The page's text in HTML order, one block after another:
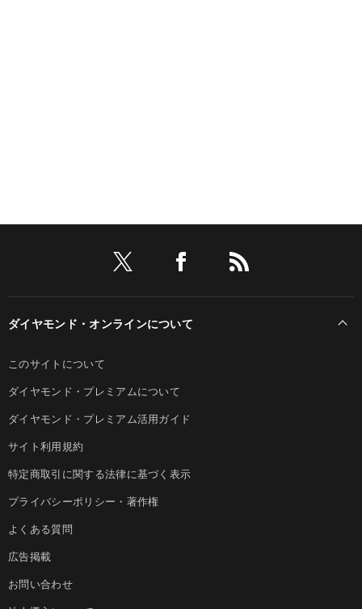
ダイヤモンド・オンラインについて
このサイトについて
ダイヤモンド・プレミアムについて
ダイヤモンド・プレミアム活用ガイド
サイト利用規約
特定商取引に関する法律に基づく表示
プライバシーポリシー・著作権
よくある質問
広告掲載
お問い合わせ